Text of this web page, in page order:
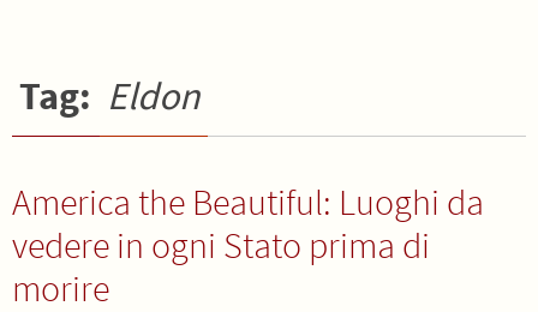
Tag: Eldon
America the Beautiful: Luoghi da
vedere in ogni Stato prima di
morire